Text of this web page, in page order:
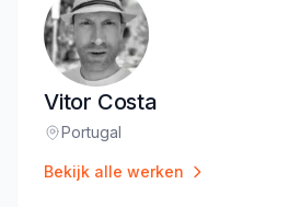
Vitor Costa
Locatie:
Portugal
Bekijk alle werken